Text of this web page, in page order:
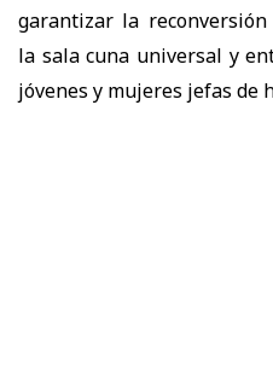
garantizar la
la sala cuna universal y
jóvenes y mujeres jefas de